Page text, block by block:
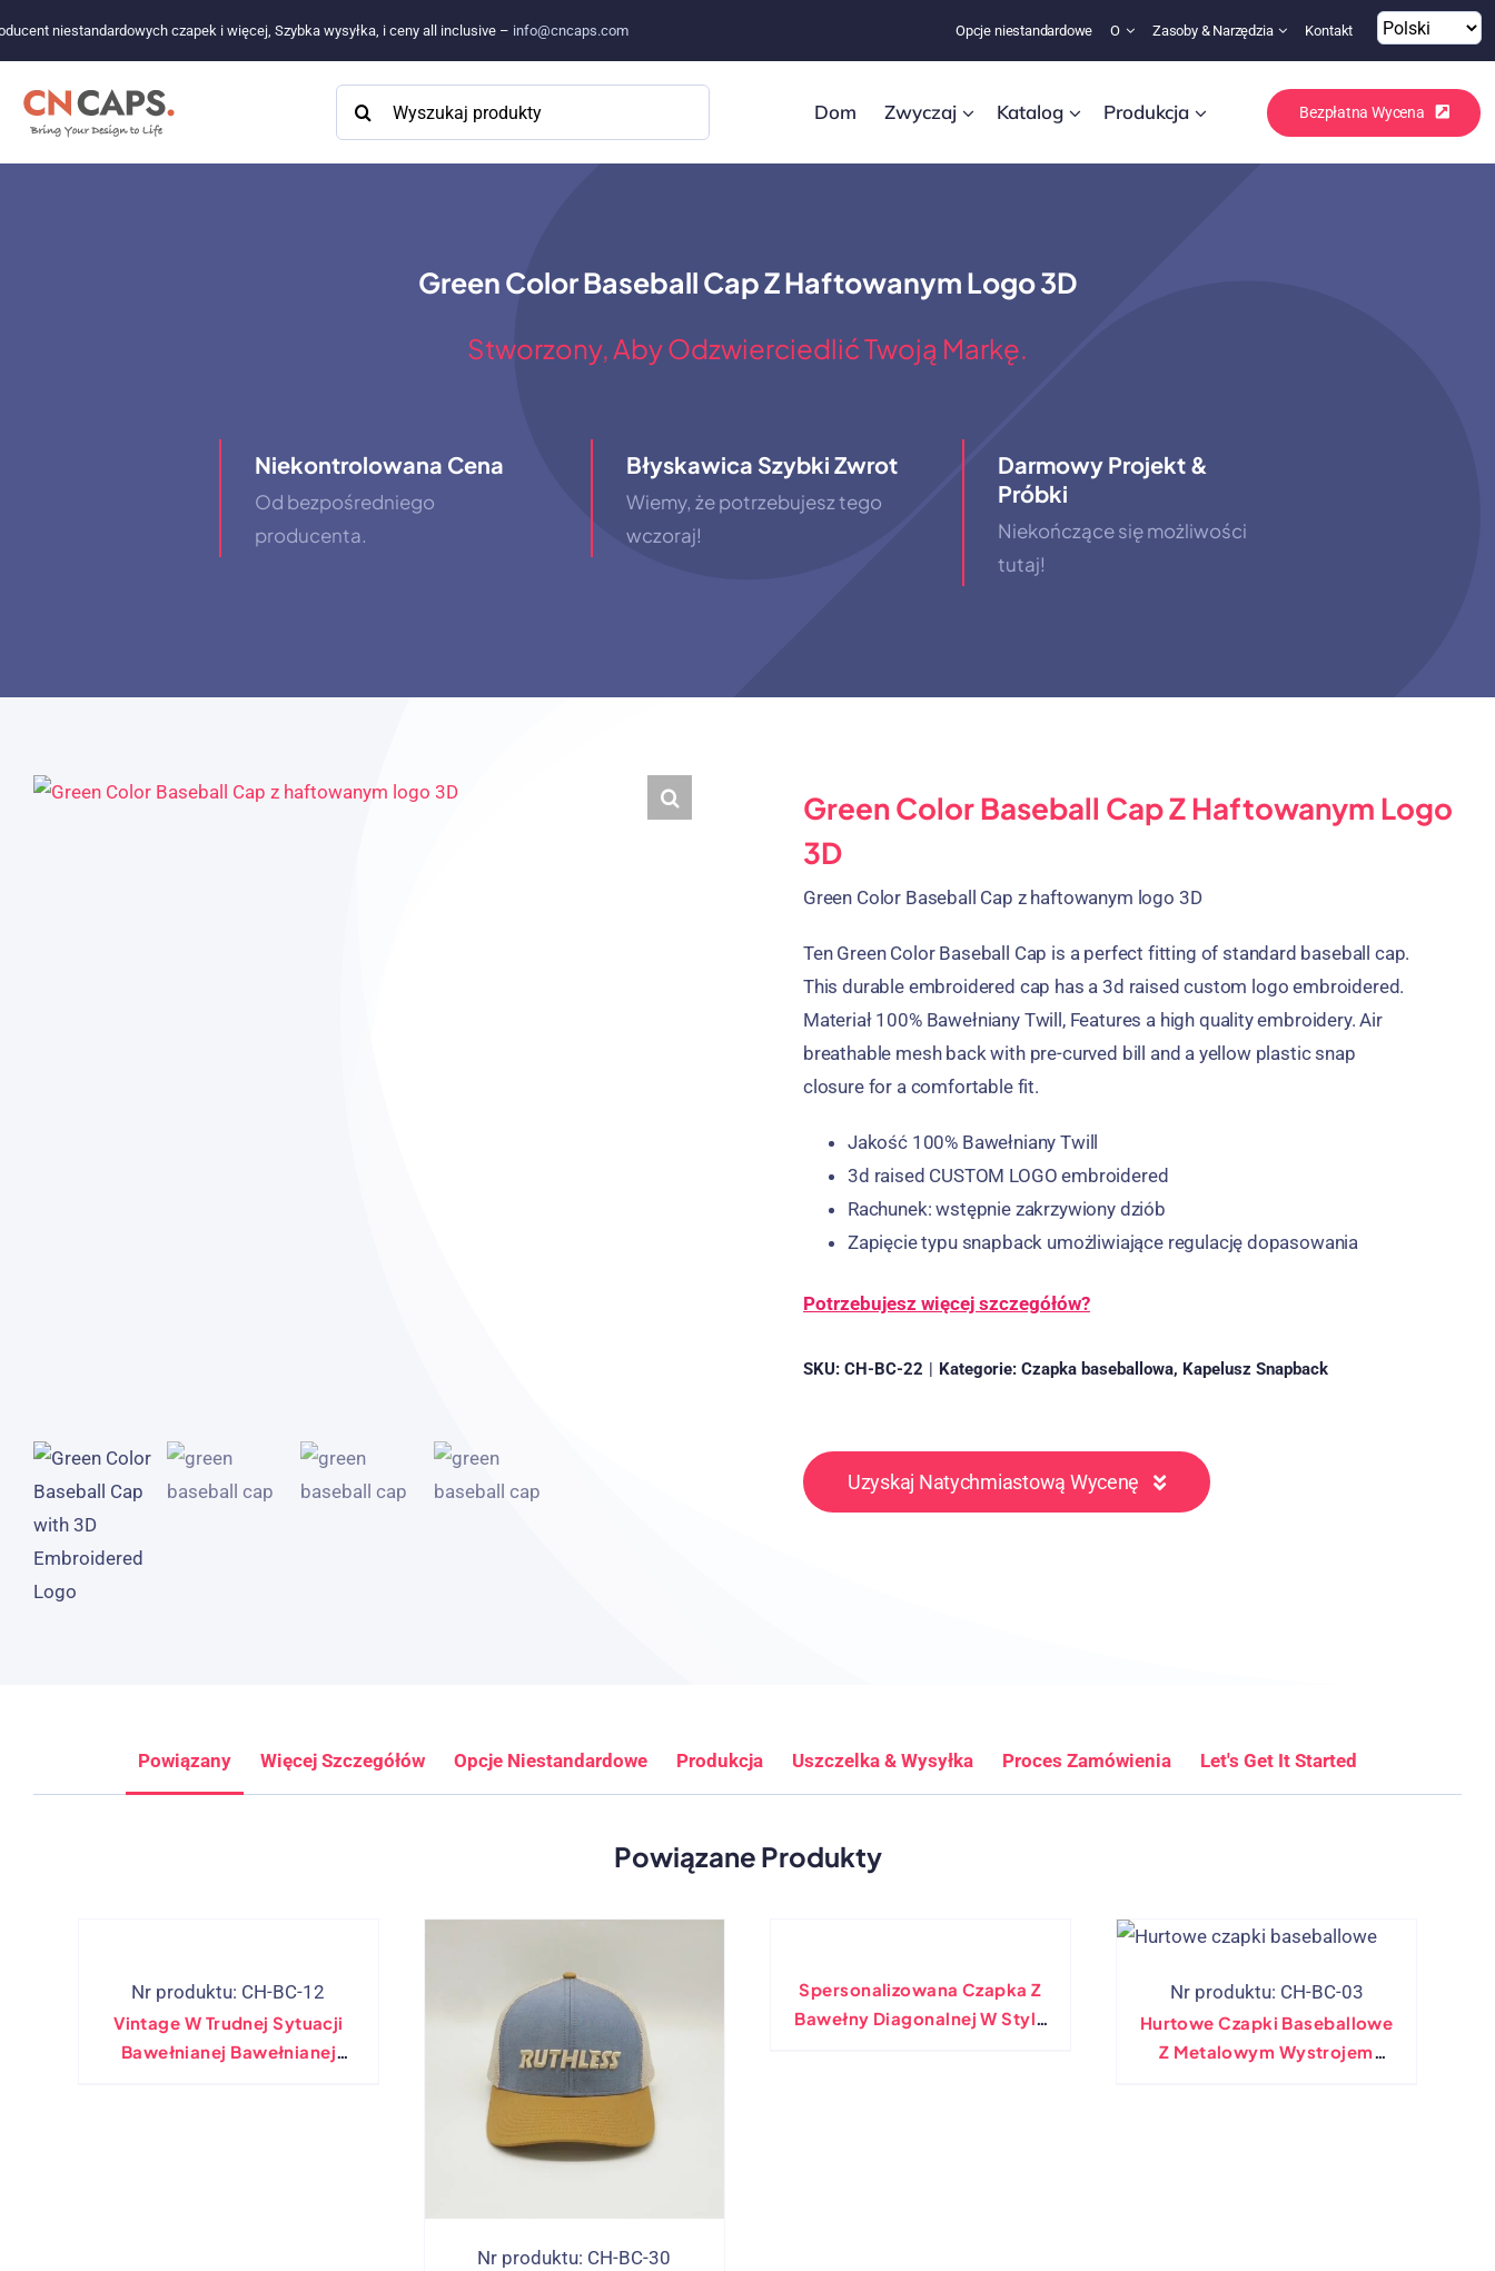
niestandardowych czapek i więcej, Szybka wysyłka, i ceny all inclusive – info@cncaps.com Opcje niestandardowe O Zasoby & Narzędzia Kontakt
Szukaj: Dom Zwyczaj Katalog Produkcja Bezpłatna Wycena
Green Color Baseball Cap Z Haftowanym Logo 3D
Stworzony, Aby Odzwierciedlić Twoją Markę.
Niekontrolowana Cena
Od bezpośredniego
producenta.
Błyskawica Szybki Zwrot
Wiemy, że potrzebujesz tego
wczoraj!
Darmowy Projekt &
Próbki
Niekończące się możliwości
tutaj!
Green Color Baseball Cap Z Haftowanym Logo
3D
Green Color Baseball Cap z haftowanym logo 3D
Ten Green Color Baseball Cap is a perfect fitting of standard baseball cap.
This durable embroidered cap has a 3d raised custom logo embroidered.
Materiał 100% Bawełniany Twill, Features a high quality embroidery.Air
breathable mesh back with pre-curved bill and a yellow plastic snap
closure for a comfortable fit.
Jakość 100% Bawełniany Twill
3d raised CUSTOM LOGO embroidered
Rachunek: wstępnie zakrzywiony dziób
Zapięcie typu snapback umożliwiające regulację dopasowania
Potrzebujesz więcej szczegółów?
SKU: CH-BC-22 | Kategorie: Czapka baseballowa, Kapelusz Snapback
Uzyskaj Natychmiastową Wycenę
Powiązany Więcej Szczegółów Opcje Niestandardowe Produkcja Uszczelka & Wysyłka Proces Zamówienia Let's Get It Started
Powiązane Produkty
Nr produktu: CH-BC-12
Vintage W Trudnej Sytuacji
Bawełnianej Bawełnianej
Nr produktu: CH-BC-30
Spersonalizowana Czapka Z
Bawełny Diagonalnej W Stylu
Nr produktu: CH-BC-03
Hurtowe Czapki Baseballowe
Z Metalowym Wystrojem